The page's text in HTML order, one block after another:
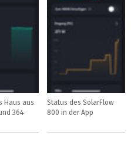
Haus aus
364
Status des SolarFlow
800 in der App